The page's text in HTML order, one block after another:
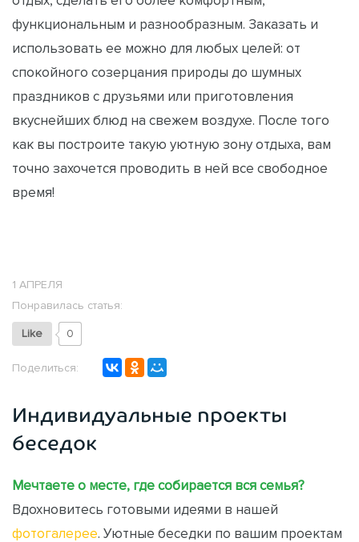
функциональным и разнообразным. Заказать и
использовать ее можно для любых целей: от
спокойного созерцания природы до шумных
праздников с друзьями или приготовления
вкуснейших блюд на свежем воздухе. После того
как вы построите такую уютную зону отдыха, вам
точно захочется проводить в ней все свободное
время!
1 АПРЕЛЯ
Понравилась статья:
Like 0
Поделиться:
Индивидуальные проекты
беседок
Мечтаете о месте, где собирается вся семья?
Вдохновитесь готовыми идеями в нашей
фотогалерее. Уютные беседки по вашим проектам